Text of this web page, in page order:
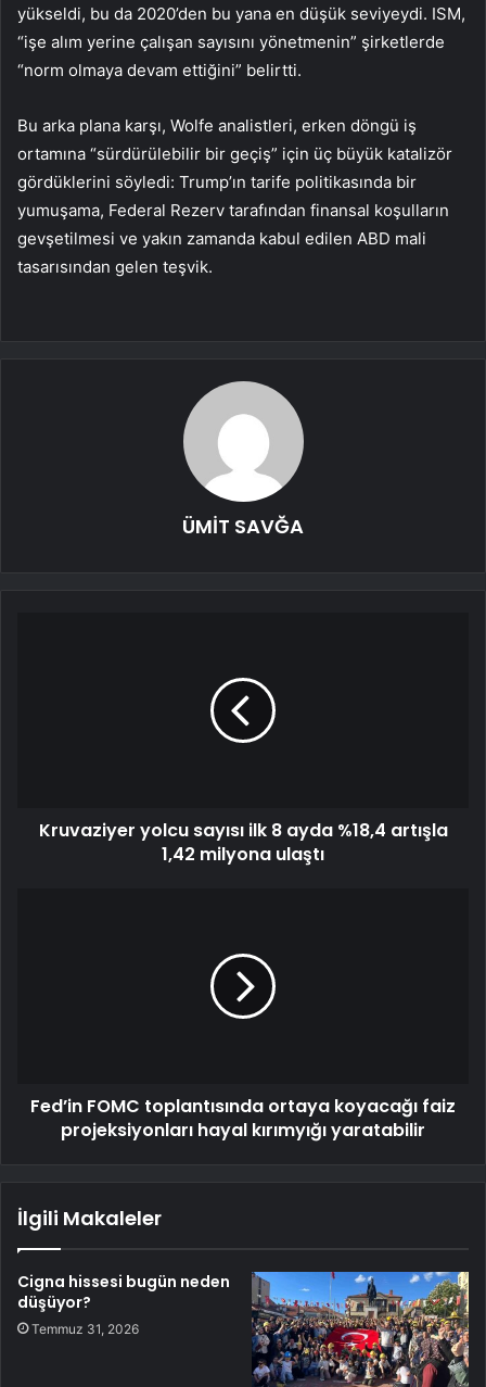
yükseldi, bu da 2020’den bu yana en düşük seviyeydi. ISM,
“işe alım yerine çalışan sayısını yönetmenin” şirketlerde
“norm olmaya devam ettiğini” belirtti.
Bu arka plana karşı, Wolfe analistleri, erken döngü iş
ortamına “sürdürülebilir bir geçiş” için üç büyük katalizör
gördüklerini söyledi: Trump’ın tarife politikasında bir
yumuşama, Federal Rezerv tarafından finansal koşulların
gevşetilmesi ve yakın zamanda kabul edilen ABD mali
tasarısından gelen teşvik.
ÜMİT SAVĞA
Kruvaziyer yolcu sayısı ilk 8 ayda %18,4 artışla
1,42 milyona ulaştı
Fed’in FOMC toplantısında ortaya koyacağı faiz
projeksiyonları hayal kırımyığı yaratabilir
İlgili Makaleler
Cigna hissesi bugün neden
düşüyor?
Temmuz 31, 2026